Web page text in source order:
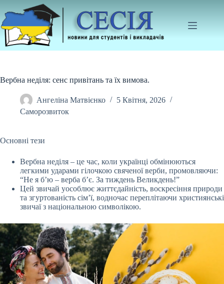
до
вмісту
Вербна неділя: сенс привітань та їх вимова.
Ангеліна Матвієнко
5 Квітня, 2026
Саморозвиток
Основні тези
Вербна неділя – це час, коли українці обмінюються
легкими ударами гілочкою свяченої верби, промовляючи:
“Не я б’ю – верба б’є. За тиждень Великдень!”
Цей звичай уособлює життєдайність, воскресіння природи
та згуртованість сім’ї, водночас переплітаючи християнські
звичаї з національною символікою.